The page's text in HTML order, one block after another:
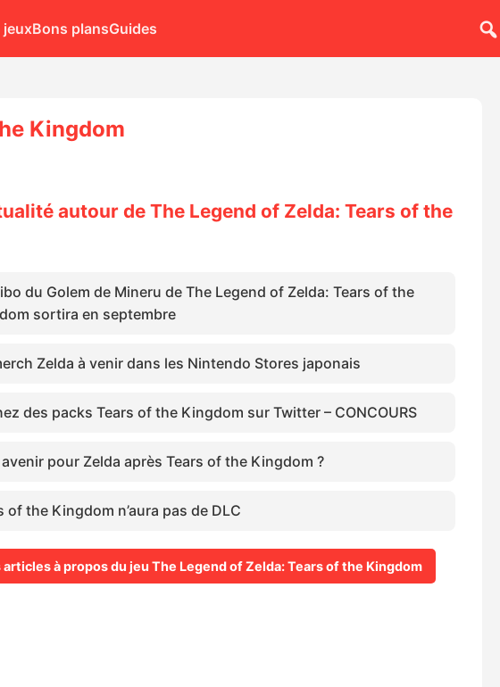
jeuxBons plansGuides
Kingdom
autour de The Legend of Zelda: Tears of the
du Golem de Mineru de The Legend of Zelda: Tears of the
sortira en septembre
Zelda à venir dans les Nintendo Stores japonais
des packs Tears of the Kingdom sur Twitter – CONCOURS
avenir pour Zelda après Tears of the Kingdom ?
of the Kingdom n’aura pas de DLC
à propos du jeu The Legend of Zelda: Tears of the Kingdom